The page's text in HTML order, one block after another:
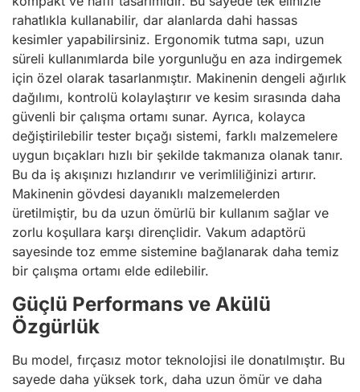
rahatlıkla kullanabilir, dar alanlarda dahi hassas
kesimler yapabilirsiniz. Ergonomik tutma sapı, uzun
süreli kullanımlarda bile yorgunluğu en aza indirgemek
için özel olarak tasarlanmıştır. Makinenin dengeli ağırlık
dağılımı, kontrolü kolaylaştırır ve kesim sırasında daha
güvenli bir çalışma ortamı sunar. Ayrıca, kolayca
değiştirilebilir tester bıçağı sistemi, farklı malzemelere
uygun bıçakları hızlı bir şekilde takmanıza olanak tanır.
Bu da iş akışınızı hızlandırır ve verimliliğinizi artırır.
Makinenin gövdesi dayanıklı malzemelerden
üretilmiştir, bu da uzun ömürlü bir kullanım sağlar ve
zorlu koşullara karşı dirençlidir. Vakum adaptörü
sayesinde toz emme sistemine bağlanarak daha temiz
bir çalışma ortamı elde edilebilir.
Güçlü Performans ve Akülü
Özgürlük
Bu model, fırçasız motor teknolojisi ile donatılmıştır. Bu
sayede daha yüksek tork, daha uzun ömür ve daha